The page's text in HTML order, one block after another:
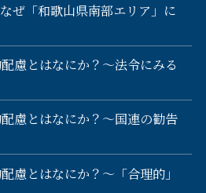
ぜ「和歌山県南部エリア」に
慮とはなにか？～法令にみる
慮とはなにか？～国連の勧告
とはなにか？～「合理的」